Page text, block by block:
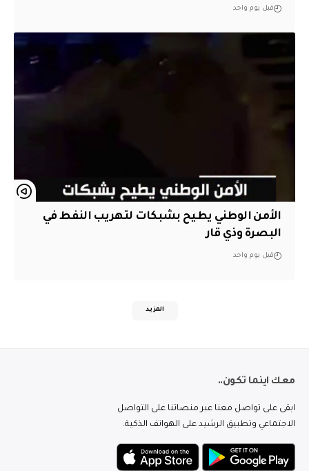
قبل يوم واحد
الأمن الوطني يطيح بشبكات لتهريب النفط في
البصرة وذي قار
قبل يوم واحد
المزيد
معك اينما تكون..
ابقى على تواصل معنا عبر منصاتنا على التواصل
الاجتماعي وتطبيق الرشيد على الهواتف الذكية.